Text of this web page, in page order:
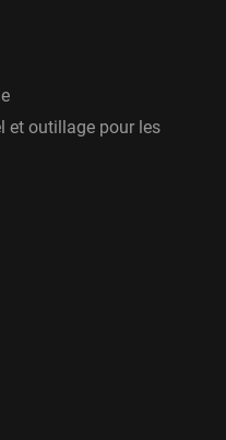
et outillage pour les